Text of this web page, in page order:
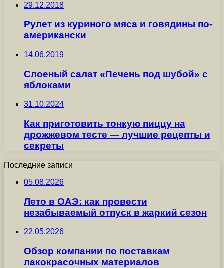
29.12.2018
Рулет из куриного мяса и говядины по-
американски
14.06.2019
Слоеный салат «Печень под шубой» с
яблоками
31.10.2024
Как приготовить тонкую пиццу на
дрожжевом тесте — лучшие рецепты и
секреты
Последние записи
05.08.2026
Лето в ОАЭ: как провести
незабываемый отпуск в жаркий сезон
22.05.2026
Обзор компании по поставкам
лакокрасочных материалов